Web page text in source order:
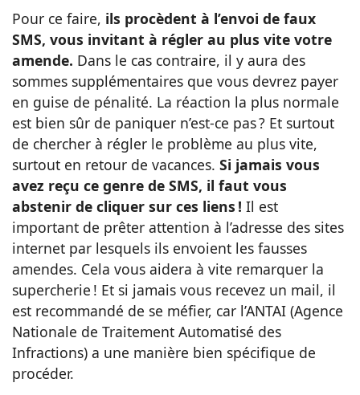
Pour ce faire, ils procèdent à l’envoi de faux
SMS, vous invitant à régler au plus vite votre
amende. Dans le cas contraire, il y aura des
sommes supplémentaires que vous devrez payer
en guise de pénalité. La réaction la plus normale
est bien sûr de paniquer n’est-ce pas ? Et surtout
de chercher à régler le problème au plus vite,
surtout en retour de vacances. Si jamais vous
avez reçu ce genre de SMS, il faut vous
abstenir de cliquer sur ces liens ! Il est
important de prêter attention à l’adresse des sites
internet par lesquels ils envoient les fausses
amendes. Cela vous aidera à vite remarquer la
supercherie ! Et si jamais vous recevez un mail, il
est recommandé de se méfier, car l’ANTAI (Agence
Nationale de Traitement Automatisé des
Infractions) a une manière bien spécifique de
procéder.